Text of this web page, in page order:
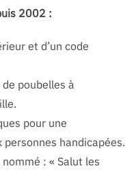
2002 :
et d’un code
poubelles à
pour une
handicapées.
: « Salut les